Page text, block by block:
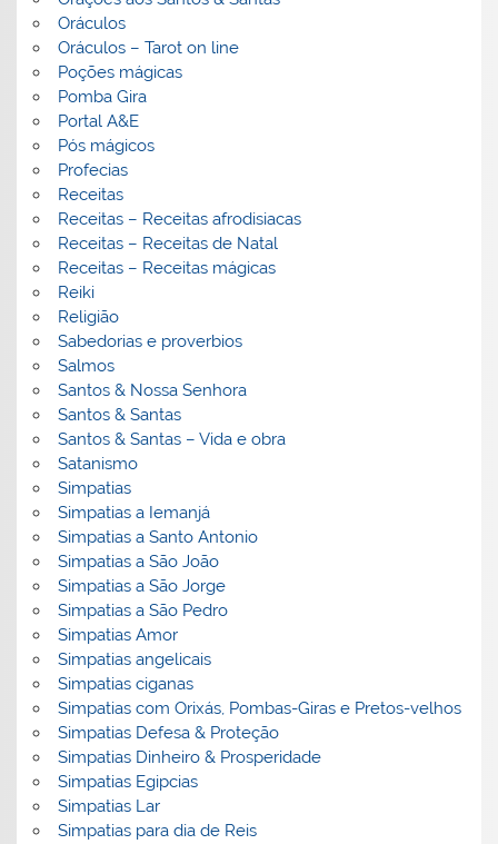
Oráculos
Oráculos – Tarot on line
Poções mágicas
Pomba Gira
Portal A&E
Pós mágicos
Profecias
Receitas
Receitas – Receitas afrodisiacas
Receitas – Receitas de Natal
Receitas – Receitas mágicas
Reiki
Religião
Sabedorias e proverbios
Salmos
Santos & Nossa Senhora
Santos & Santas
Santos & Santas – Vida e obra
Satanismo
Simpatias
Simpatias a Iemanjá
Simpatias a Santo Antonio
Simpatias a São João
Simpatias a São Jorge
Simpatias a São Pedro
Simpatias Amor
Simpatias angelicais
Simpatias ciganas
Simpatias com Orixás, Pombas-Giras e Pretos-velhos
Simpatias Defesa & Proteção
Simpatias Dinheiro & Prosperidade
Simpatias Egipcias
Simpatias Lar
Simpatias para dia de Reis